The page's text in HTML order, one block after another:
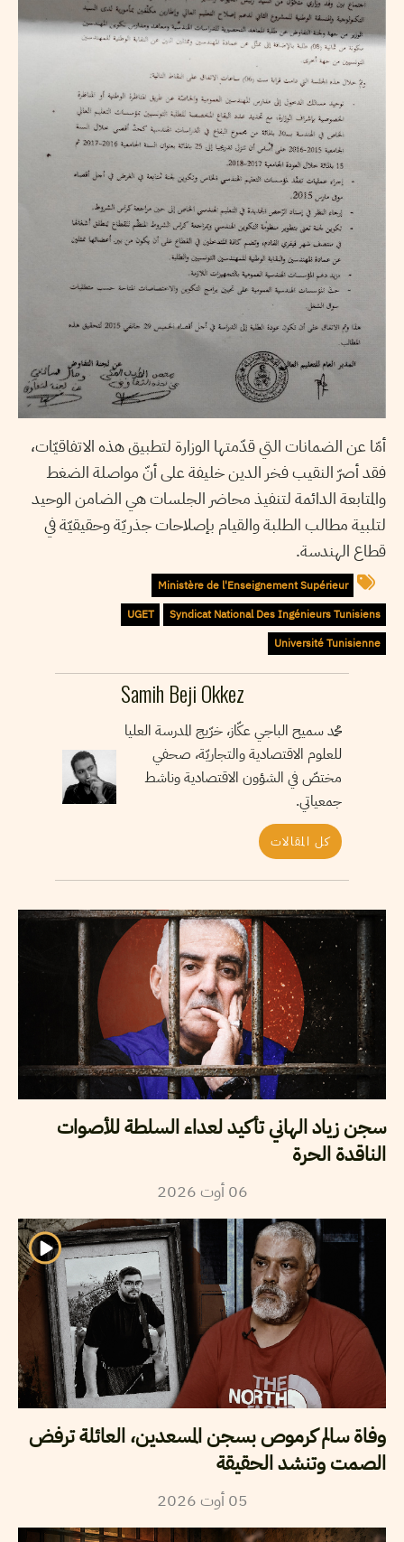
أمّا عن الضمانات التي قدّمتها الوزارة لتطبيق هذه الاتفاقيّات،
فقد أصرّ النقيب فخر الدين خليفة على أنّ مواصلة الضغط
والمتابعة الدائمة لتنفيذ محاضر الجلسات هي الضامن الوحيد
لتلبية مطالب الطلبة والقيام بإصلاحات جذريّة وحقيقيّة في
قطاع الهندسة.
Ministère de l'Enseignement Supérieur
Syndicat National Des Ingénieurs Tunisiens
UGET
Université Tunisienne
Samih Beji Okkez
محمد سميح الباجي عكّاز، خرّيج المدرسة العليا
للعلوم الاقتصادية والتجاريّة، صحفي
مختصّ في الشؤون الاقتصادية وناشط
جمعياتي.
كل المقالات
سجن زياد الهاني تأكيد لعداء السلطة للأصوات
الناقدة الحرة
06 أوت2026
وفاة سالم كرموص بسجن المسعدين، العائلة ترفض
الصمت وتنشد الحقيقة
05 أوت2026